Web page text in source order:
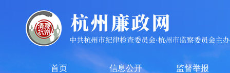
首页 信息公开 监督举报